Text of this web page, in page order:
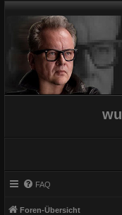
FAQ
Foren-Übersicht